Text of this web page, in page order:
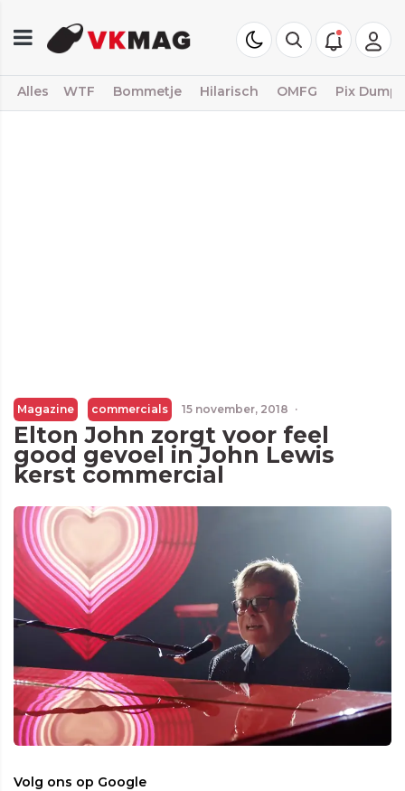
Alles WTF Bommetje Hilarisch OMFG Pix Dump
Magazine commercials 15 november, 2018 ·
Elton John zorgt voor feel
good gevoel in John Lewis
kerst commercial
Volg ons op Google